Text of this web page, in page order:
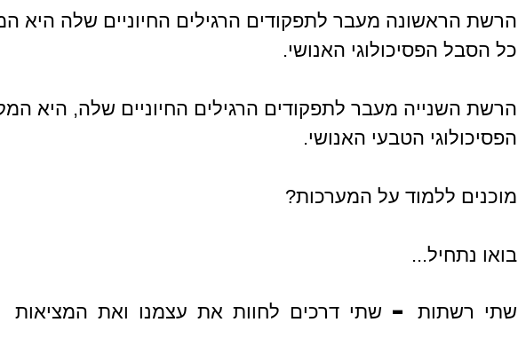
הרשת הראשונה מעבר לתפקודים הרגילים החיוניים שלה היא
כל הסבל הפסיכולוגי האנושי.
הרשת השנייה מעבר לתפקודים הרגילים החיוניים שלה, היא
הפסיכולוגי הטבעי האנושי.
מוכנים ללמוד על המערכות?
בואו נתחיל...
שתי רשתות – שתי דרכים לחוות את עצמנו ואת המציאות